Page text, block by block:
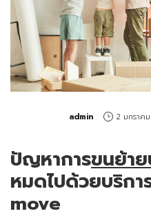
by
admin 2 มกราค
ปัญหาการขนย้า
หมดไปด้วยบริก
move